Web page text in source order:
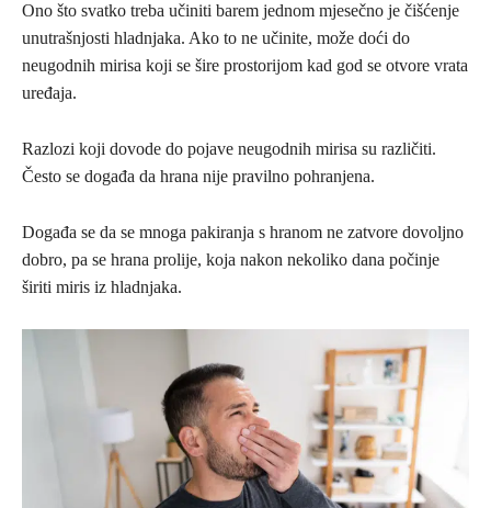
Ono što svatko treba učiniti barem jednom mjesečno je čišćenje
unutrašnjosti hladnjaka. Ako to ne učinite, može doći do
neugodnih mirisa koji se šire prostorijom kad god se otvore vrata
uređaja.
Razlozi koji dovode do pojave neugodnih mirisa su različiti.
Često se događa da hrana nije pravilno pohranjena.
Događa se da se mnoga pakiranja s hranom ne zatvore dovoljno
dobro, pa se hrana prolije, koja nakon nekoliko dana počinje
širiti miris iz hladnjaka.